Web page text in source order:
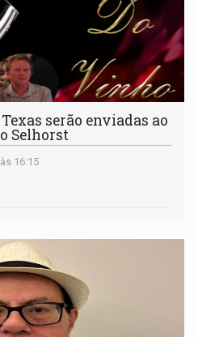
serão enviadas ao
Selhorst
16:15